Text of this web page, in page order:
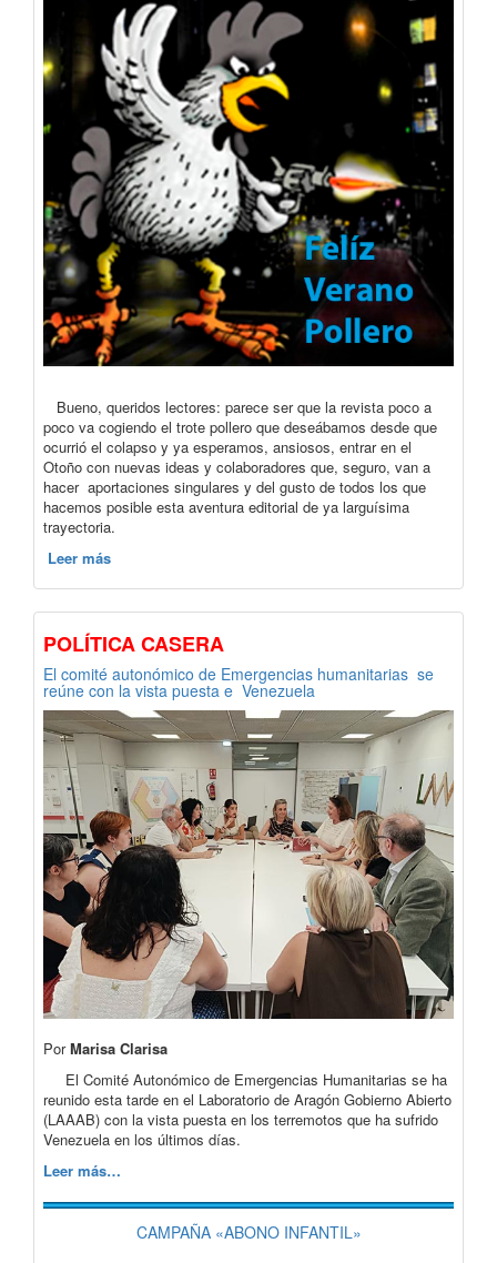
Bueno, queridos lectores: parece ser que la revista poco a
poco va cogiendo el trote pollero que deseábamos desde que
ocurrió el colapso y ya esperamos, ansiosos, entrar en el
Otoño con nuevas ideas y colaboradores que, seguro, van a
hacer aportaciones singulares y del gusto de todos los que
hacemos posible esta aventura editorial de ya larguísima
trayectoria.
Leer más
POLÍTICA CASERA
El comité autonómico de Emergencias humanitarias se
reúne con la vista puesta e Venezuela
PorMarisa Clarisa
El Comité Autonómico de Emergencias Humanitarias se ha
reunido esta tarde en el Laboratorio de Aragón Gobierno Abierto
(LAAAB) con la vista puesta en los terremotos que ha sufrido
Venezuela en los últimos días.
Leer más…
CAMPAÑA «ABONO INFANTIL»